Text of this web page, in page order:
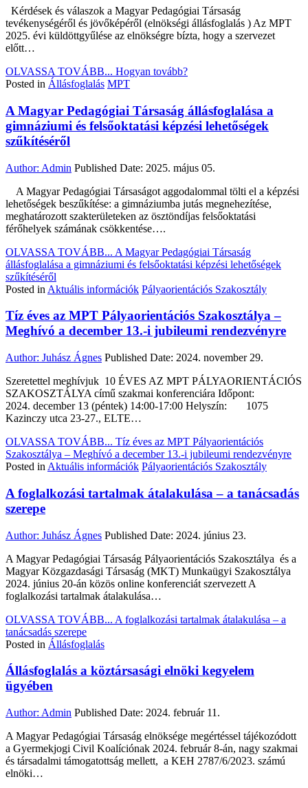
Kérdések és válaszok a Magyar Pedagógiai Társaság
tevékenységéről és jövőképéről (elnökségi állásfoglalás ) Az MPT
2025. évi küldöttgyűlése az elnökségre bízta, hogy a szervezet
előtt…
OLVASSA TOVÁBB... Hogyan tovább?
Posted in Állásfoglalás MPT
A Magyar Pedagógiai Társaság állásfoglalása a
gimnáziumi és felsőoktatási képzési lehetőségek
szűkítéséről
Author: Admin Published Date: 2025. május 05.
A Magyar Pedagógiai Társaságot aggodalommal tölti el a képzési
lehetőségek beszűkítése: a gimnáziumba jutás megnehezítése,
meghatározott szakterületeken az ösztöndíjas felsőoktatási
férőhelyek számának csökkentése….
OLVASSA TOVÁBB... A Magyar Pedagógiai Társaság
állásfoglalása a gimnáziumi és felsőoktatási képzési lehetőségek
szűkítéséről
Posted in Aktuális információk Pályaorientációs Szakosztály
Tíz éves az MPT Pályaorientációs Szakosztálya –
Meghívó a december 13.-i jubileumi rendezvényre
Author: Juhász Ágnes Published Date: 2024. november 29.
Szeretettel meghívjuk 10 ÉVES AZ MPT PÁLYAORIENTÁCIÓS
SZAKOSZTÁLYA című szakmai konferenciára Időpont:
2024. december 13 (péntek) 14:00-17:00 Helyszín: 1075
Kazinczy utca 23-27., ELTE…
OLVASSA TOVÁBB... Tíz éves az MPT Pályaorientációs
Szakosztálya – Meghívó a december 13.-i jubileumi rendezvényre
Posted in Aktuális információk Pályaorientációs Szakosztály
A foglalkozási tartalmak átalakulása – a tanácsadás
szerepe
Author: Juhász Ágnes Published Date: 2024. június 23.
A Magyar Pedagógiai Társaság Pályaorientációs Szakosztálya és a
Magyar Közgazdasági Társaság (MKT) Munkaügyi Szakosztálya
2024. június 20-án közös online konferenciát szervezett A
foglalkozási tartalmak átalakulása…
OLVASSA TOVÁBB... A foglalkozási tartalmak átalakulása – a
tanácsadás szerepe
Posted in Állásfoglalás
Állásfoglalás a köztársasági elnöki kegyelem
ügyében
Author: Admin Published Date: 2024. február 11.
A Magyar Pedagógiai Társaság elnöksége megértéssel tájékozódott
a Gyermekjogi Civil Koalíciónak 2024. február 8-án, nagy szakmai
és társadalmi támogatottság mellett, a KEH 2787/6/2023. számú
elnöki…